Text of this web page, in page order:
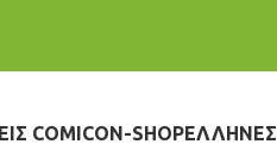
COMICON-SHOPΈΛΛΗΝΕΣ